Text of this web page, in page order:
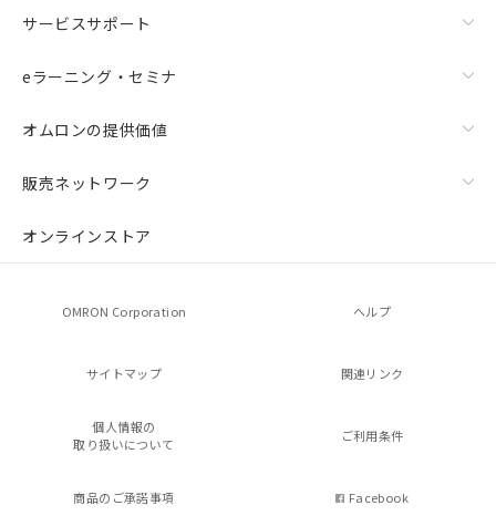
サービスサポート
eラーニング・セミナ
オムロンの提供価値
販売ネットワーク
オンラインストア
OMRON Corporation ヘルプ
サイトマップ 関連リンク
個人情報の
取り扱いについて
ご利用条件
商品のご承諾事項 Facebook